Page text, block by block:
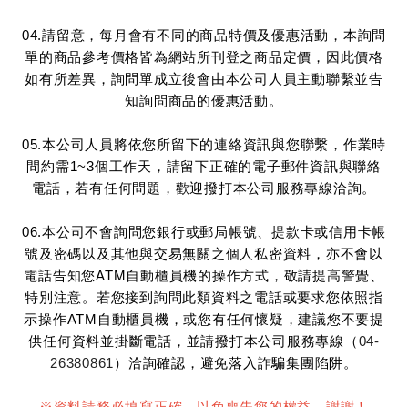
04.請留意，每月會有不同的商品特價及優惠活動，本詢問
單的商品參考價格皆為網站所刊登之商品定價，因此價格
如有所差異，詢問單成立後會由本公司人員主動聯繫並告
知詢問商品的優惠活動。
05.本公司人員將依您所留下的連絡資訊與您聯繫，作業時
間約需1~3個工作天，請留下正確的電子郵件資訊與聯絡
電話，若有任何問題，歡迎撥打本公司服務專線洽詢。
06.本公司不會詢問您銀行或郵局帳號、提款卡或信用卡帳
號及密碼以及其他與交易無關之個人私密資料，亦不會以
電話告知您ATM自動櫃員機的操作方式，敬請提高警覺、
特別注意。若您接到詢問此類資料之電話或要求您依照指
示操作ATM自動櫃員機，或您有任何懷疑，建議您不要提
供任何資料並掛斷電話，並請撥打本公司服務專線（04-
26380861 ）洽詢確認，避免落入詐騙集團陷阱。